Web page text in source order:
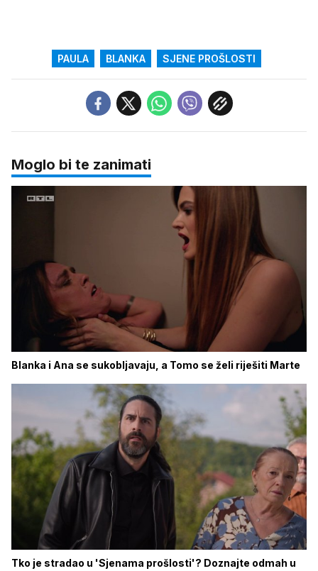
PAULA BLANKA SJENE PROŠLOSTI
Moglo bi te zanimati
Blanka i Ana se sukobljavaju, a Tomo se želi riješiti Marte
Tko je stradao u 'Sjenama prošlosti'? Doznajte odmah u